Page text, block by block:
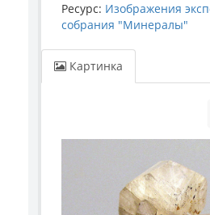
Ресурс: Изображения
собрания "Минералы"
Картинка